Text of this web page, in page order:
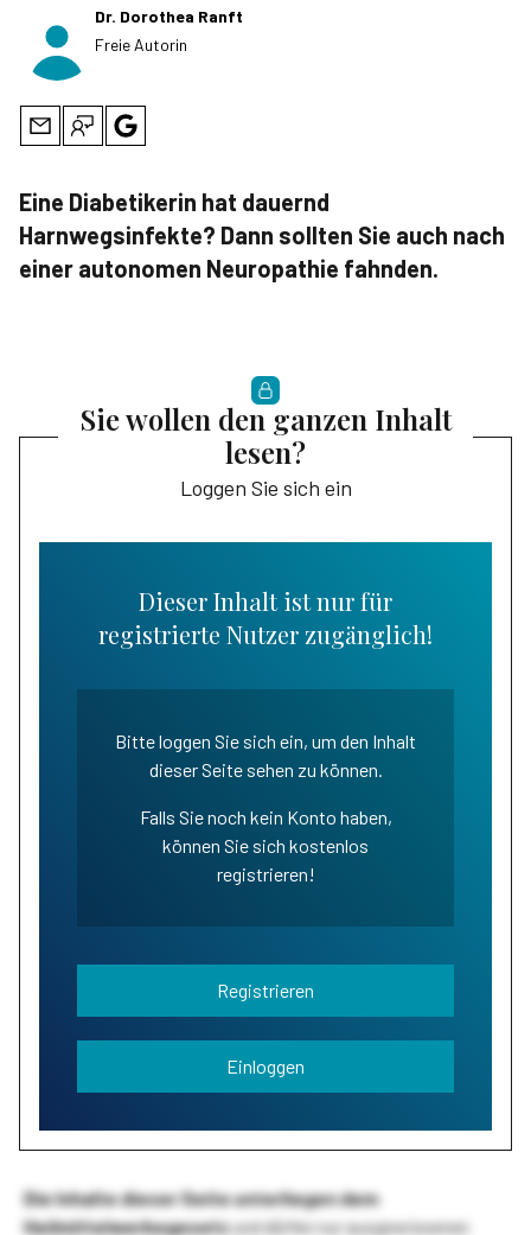
Dr. Dorothea Ranft
Freie Autorin
Eine Diabetikerin hat dauernd
Harnwegsinfekte? Dann sollten Sie auch nach
einer autonomen Neuropathie fahnden.
Sie wollen den ganzen Inhalt
lesen?
Loggen Sie sich ein
Dieser Inhalt ist nur für
registrierte Nutzer zugänglich!
Bitte loggen Sie sich ein, um den Inhalt
dieser Seite sehen zu können.
Falls Sie noch kein Konto haben,
können Sie sich kostenlos
registrieren!
Registrieren
Einloggen
Die Inhalte dieser Seite unterliegen dem
Heilmittelwerbegesetzund dürfen nur ausgewiesenen